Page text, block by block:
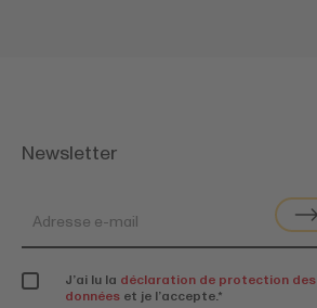
Newsletter
J’ai lu la déclaration de protection des
données et je l’accepte.*